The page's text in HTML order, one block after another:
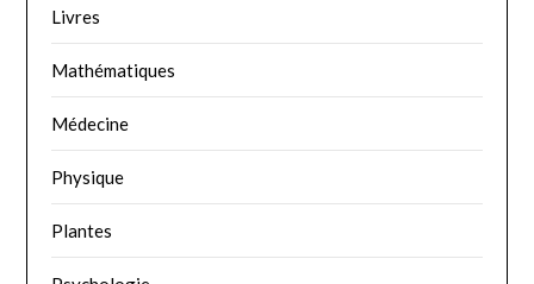
Livres
Mathématiques
Médecine
Physique
Plantes